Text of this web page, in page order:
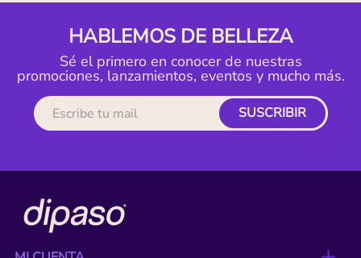
HABLEMOS DE BELLEZA
Sé el primero en conocer de nuestras
promociones, lanzamientos, eventos y mucho más.
SUSCRIBIR